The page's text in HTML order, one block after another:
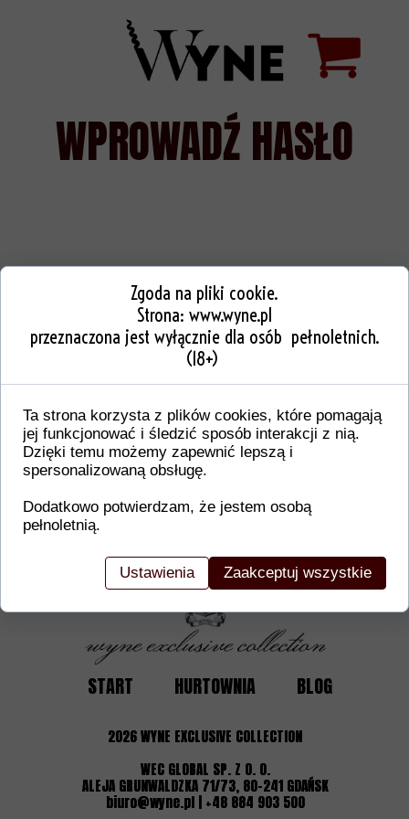
WPROWADŹ HASŁO
Dodatkowe informacje o produkcie
W tej sekcji warto umieścić istotne informacje,
gwarancji, zalecenia dotyczące montażu/
certyfikaty lub nagrody. Dzięki tym danym klienci
START HURTOWNIA BLOG
2026WYNE EXCLUSIVE COLLECTION
WEC GLOBAL SP. Z O. O.
ALEJA GRUNWALDZKA 71/73, 80-241 GDAŃSK
biuro@wyne.pl | +48 884 903 500
Zgoda na pliki cookie.
Strona: www.wyne.pl
przeznaczona jest wyłącznie dla osób pełnoletnich.
(18+)
Ta strona korzysta z plików cookies, które pomagają
jej funkcjonować i śledzić sposób interakcji z nią.
Dzięki temu możemy zapewnić lepszą i
spersonalizowaną obsługę.
Dodatkowo potwierdzam, że jestem osobą
pełnoletnią.
Ustawienia Zaakceptuj wszystkie